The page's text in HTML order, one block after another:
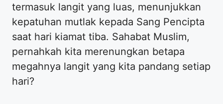
termasuk langit yang luas, menunjukkan
kepatuhan mutlak kepada Sang Pencipta
saat hari kiamat tiba. Sahabat Muslim,
pernahkah kita merenungkan betapa
megahnya langit yang kita pandang setiap
hari?